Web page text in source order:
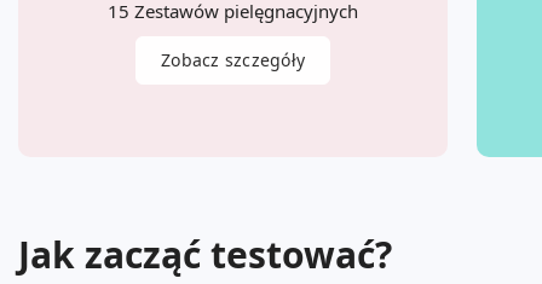
15 Zestawów pielęgnacyjnych
Zobacz szczegóły
Jak zacząć testować?